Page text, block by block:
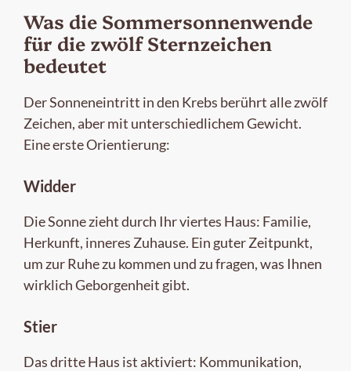
Was die Sommersonnenwende
für die zwölf Sternzeichen
bedeutet
Der Sonneneintritt in den Krebs berührt alle zwölf
Zeichen, aber mit unterschiedlichem Gewicht.
Eine erste Orientierung:
Widder
Die Sonne zieht durch Ihr viertes Haus: Familie,
Herkunft, inneres Zuhause. Ein guter Zeitpunkt,
um zur Ruhe zu kommen und zu fragen, was Ihnen
wirklich Geborgenheit gibt.
Stier
Das dritte Haus ist aktiviert: Kommunikation,